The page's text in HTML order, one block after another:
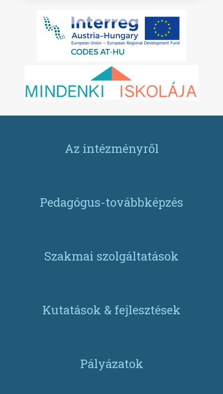
Az intézményről
Pedagógus-továbbképzés
Szakmai szolgáltatások
Kutatások & fejlesztések
Pályázatok